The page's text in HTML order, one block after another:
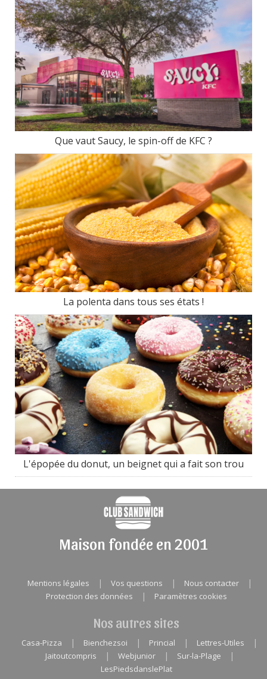
Que vaut Saucy, le spin-off de KFC ?
La polenta dans tous ses états !
L'épopée du donut, un beignet qui a fait son trou
Maison fondée en 2001
Mentions légales | Vos questions | Nous contacter |
Protection des données | Paramètres cookies
Nos autres sites
Casa-Pizza | Bienchezsoi | Princial | Lettres-Utiles |
Jaitoutcompris | Webjunior | Sur-la-Plage |
LesPiedsdanslePlat